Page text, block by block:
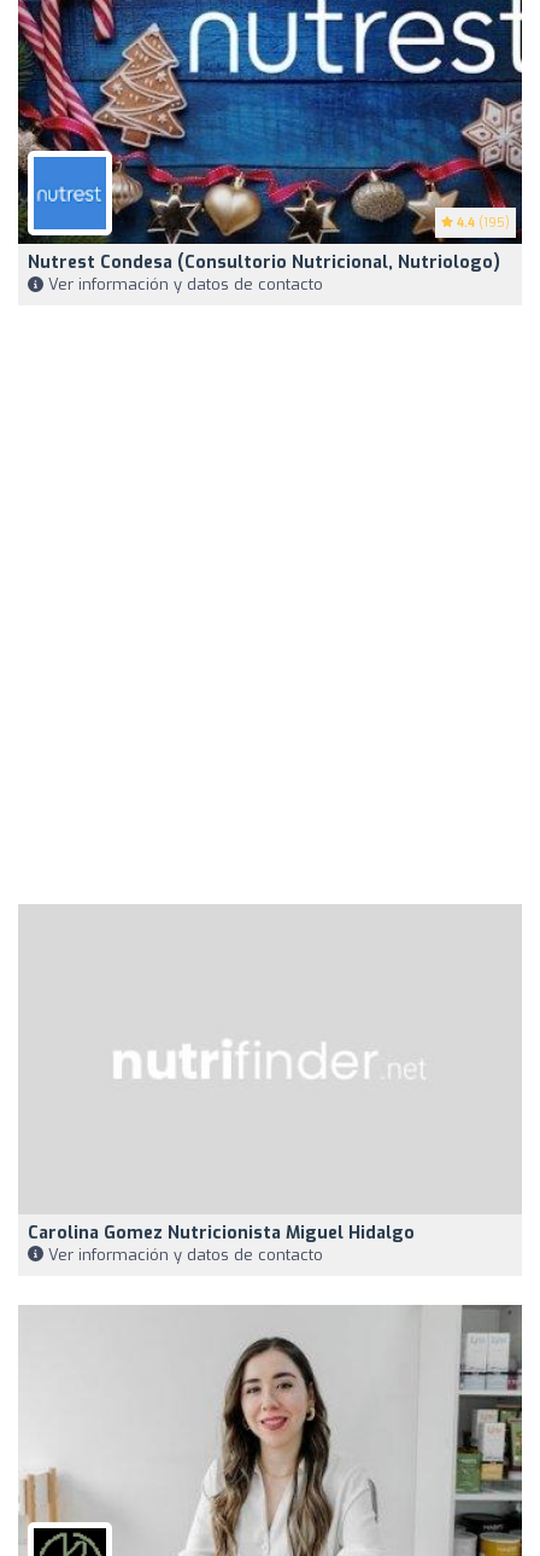
4.4 (195)
Nutrest Condesa (Consultorio Nutricional, Nutriologo)
Ver información y datos de contacto
Carolina Gomez Nutricionista Miguel Hidalgo
Ver información y datos de contacto